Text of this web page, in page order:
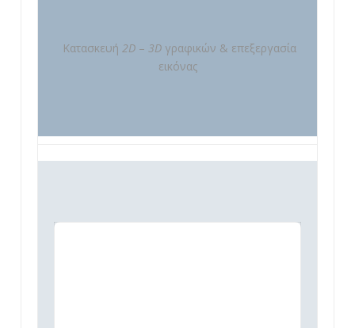
Κατασκευή 2D– 3Dγραφικών & επεξεργασία
εικόνας